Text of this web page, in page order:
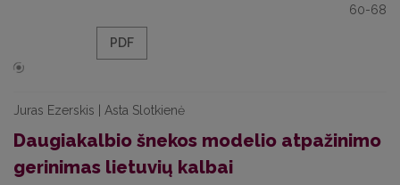
60-68
PDF
Juras Ezerskis | Asta Slotkienė
Daugiakalbio šnekos modelio atpažinimo
gerinimas lietuvių kalbai